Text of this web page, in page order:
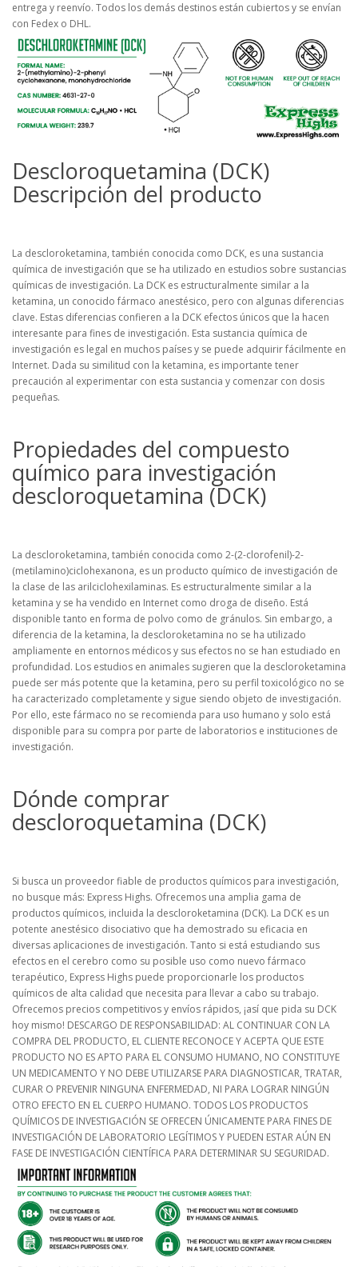
entrega y reenvío. Todos los demás destinos están cubiertos y se envían
con Fedex o DHL.
Descloroquetamina (DCK)
Descripción del producto
La descloroketamina, también conocida como DCK, es una sustancia
química de investigación que se ha utilizado en estudios sobre sustancias
químicas de investigación. La DCK es estructuralmente similar a la
ketamina, un conocido fármaco anestésico, pero con algunas diferencias
clave. Estas diferencias confieren a la DCK efectos únicos que la hacen
interesante para fines de investigación. Esta sustancia química de
investigación es legal en muchos países y se puede adquirir fácilmente en
Internet. Dada su similitud con la ketamina, es importante tener
precaución al experimentar con esta sustancia y comenzar con dosis
pequeñas.
Propiedades del compuesto
químico para investigación
descloroquetamina (DCK)
La descloroketamina, también conocida como 2-(2-clorofenil)-2-
(metilamino)ciclohexanona, es un producto químico de investigación de
la clase de las arilciclohexilaminas. Es estructuralmente similar a la
ketamina y se ha vendido en Internet como droga de diseño. Está
disponible tanto en forma de polvo como de gránulos. Sin embargo, a
diferencia de la ketamina, la descloroketamina no se ha utilizado
ampliamente en entornos médicos y sus efectos no se han estudiado en
profundidad. Los estudios en animales sugieren que la descloroketamina
puede ser más potente que la ketamina, pero su perfil toxicológico no se
ha caracterizado completamente y sigue siendo objeto de investigación.
Por ello, este fármaco no se recomienda para uso humano y solo está
disponible para su compra por parte de laboratorios e instituciones de
investigación.
Dónde comprar
descloroquetamina (DCK)
Si busca un proveedor fiable de productos químicos para investigación,
no busque más: Express Highs. Ofrecemos una amplia gama de
productos químicos, incluida la descloroketamina (DCK). La DCK es un
potente anestésico disociativo que ha demostrado su eficacia en
diversas aplicaciones de investigación. Tanto si está estudiando sus
efectos en el cerebro como su posible uso como nuevo fármaco
terapéutico, Express Highs puede proporcionarle los productos
químicos de alta calidad que necesita para llevar a cabo su trabajo.
Ofrecemos precios competitivos y envíos rápidos, ¡así que pida su DCK
hoy mismo! DESCARGO DE RESPONSABILIDAD: AL CONTINUAR CON LA
COMPRA DEL PRODUCTO, EL CLIENTE RECONOCE Y ACEPTA QUE ESTE
PRODUCTO NO ES APTO PARA EL CONSUMO HUMANO, NO CONSTITUYE
UN MEDICAMENTO Y NO DEBE UTILIZARSE PARA DIAGNOSTICAR, TRATAR,
CURAR O PREVENIR NINGUNA ENFERMEDAD, NI PARA LOGRAR NINGÚN
OTRO EFECTO EN EL CUERPO HUMANO. TODOS LOS PRODUCTOS
QUÍMICOS DE INVESTIGACIÓN SE OFRECEN ÚNICAMENTE PARA FINES DE
INVESTIGACIÓN DE LABORATORIO LEGÍTIMOS Y PUEDEN ESTAR AÚN EN
FASE DE INVESTIGACIÓN CIENTÍFICA PARA DETERMINAR SU SEGURIDAD.